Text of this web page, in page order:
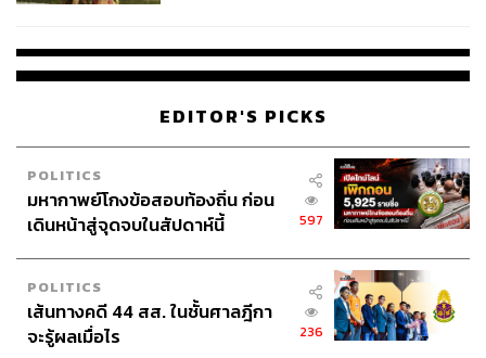
EDITOR'S PICKS
POLITICS
มหากาพย์โกงข้อสอบท้องถิ่น ก่อน
เดินหน้าสู่จุดจบในสัปดาห์นี้
597
POLITICS
เส้นทางคดี 44 สส. ในชั้นศาลฎีกา
จะรู้ผลเมื่อไร
236